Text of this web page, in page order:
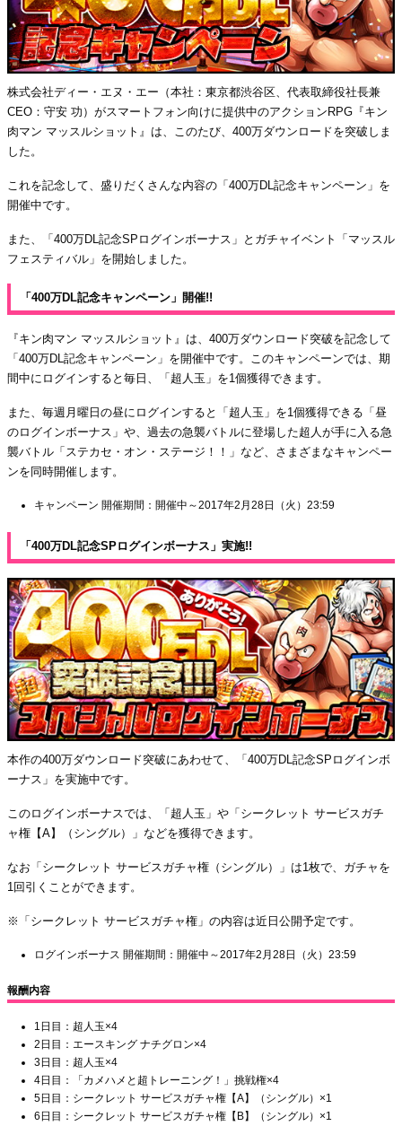
株式会社ディー・エヌ・エー（本社：東京都渋谷区、代表取締役社長兼
CEO：守安 功）がスマートフォン向けに提供中のアクションRPG『キン
肉マン マッスルショット』は、このたび、400万ダウンロードを突破しま
した。
これを記念して、盛りだくさんな内容の「400万DL記念キャンペーン」を
開催中です。
また、「400万DL記念SPログインボーナス」とガチャイベント「マッスル
フェスティバル」を開始しました。
「400万DL記念キャンペーン」開催!!
『キン肉マン マッスルショット』は、400万ダウンロード突破を記念して
「400万DL記念キャンペーン」を開催中です。このキャンペーンでは、期
間中にログインすると毎日、「超人玉」を1個獲得できます。
また、毎週月曜日の昼にログインすると「超人玉」を1個獲得できる「昼
のログインボーナス」や、過去の急襲バトルに登場した超人が手に入る急
襲バトル「ステカセ・オン・ステージ！！」など、さまざまなキャンペー
ンを同時開催します。
キャンペーン 開催期間：開催中～2017年2月28日（火）23:59
「400万DL記念SPログインボーナス」実施!!
本作の400万ダウンロード突破にあわせて、「400万DL記念SPログインボ
ーナス」を実施中です。
このログインボーナスでは、「超人玉」や「シークレット サービスガチ
ャ権【A】（シングル）」などを獲得できます。
なお「シークレット サービスガチャ権（シングル）」は1枚で、ガチャを
1回引くことができます。
※「シークレット サービスガチャ権」の内容は近日公開予定です。
ログインボーナス 開催期間：開催中～2017年2月28日（火）23:59
報酬内容
1日目：超人玉×4
2日目：エースキング ナチグロン×4
3日目：超人玉×4
4日目：「カメハメと超トレーニング！」挑戦権×4
5日目：シークレット サービスガチャ権【A】（シングル）×1
6日目：シークレット サービスガチャ権【B】（シングル）×1